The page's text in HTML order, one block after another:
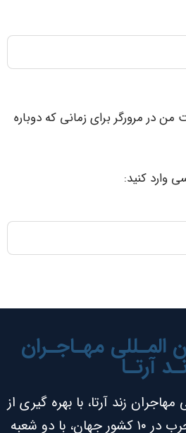
من در مرورگر برای زمانی که دوباره
وارد کنید:
مهـاجـران
آرتـا
زند آرتا، با بهره گیری از
تیم وکلای مهاجرتی مجرب در ۱۰ کشور جهان، با دو شعبه